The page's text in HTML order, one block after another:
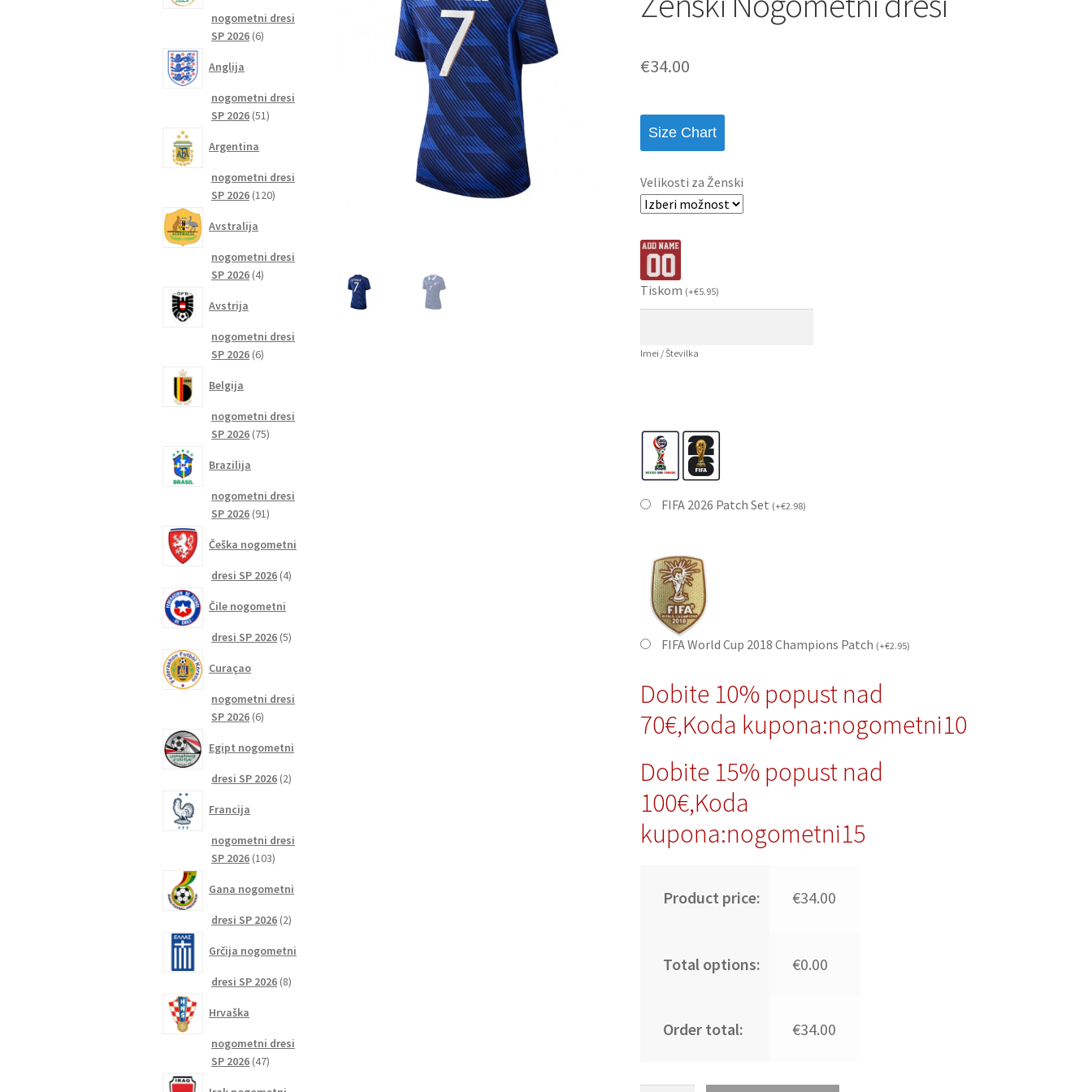
€34.00
Size Chart
Velikosti za Ženski
Tiskom (+€5.95)
Imei / Številka
FIFA 2026 Patch Set (+€2.98)
FIFA World Cup 2018 Champions Patch (+€2.95)
Dobite 10% popust nad
70€,Koda kupona:nogometni10
Dobite 15% popust nad
100€,Koda
kupona:nogometni15
Product price: €34.00
Total options: €0.00
Order total: €34.00
nogometni dresi
SP 2026 66
Anglija
nogometni dresi
SP 2026 5151
Argentina
nogometni dresi
SP 2026 120120
Avstralija
nogometni dresi
SP 2026 44
Avstrija
nogometni dresi
SP 2026 66
Belgija
nogometni dresi
SP 2026 7575
Brazilija
nogometni dresi
SP 2026 9191
Češka nogometni
dresi SP 2026 44
Čile nogometni
dresi SP 2026 55
Curaçao
nogometni dresi
SP 2026 66
Egipt nogometni
dresi SP 2026 22
Francija
nogometni dresi
SP 2026 103103
Gana nogometni
dresi SP 2026 22
Grčija nogometni
dresi SP 2026 88
Hrvaška
nogometni dresi
SP 2026 4747